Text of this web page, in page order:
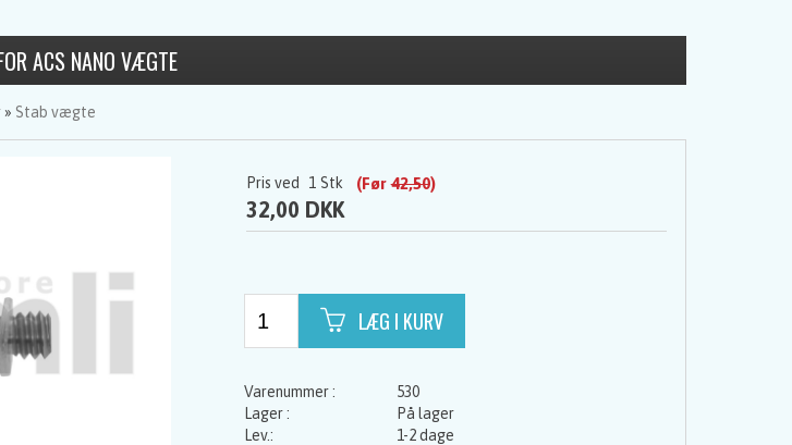
ACS NANO VÆGTE
» Stab vægte
Pris ved 1 Stk (Før42,50)
32,00 DKK
530
På lager
1-2 dage